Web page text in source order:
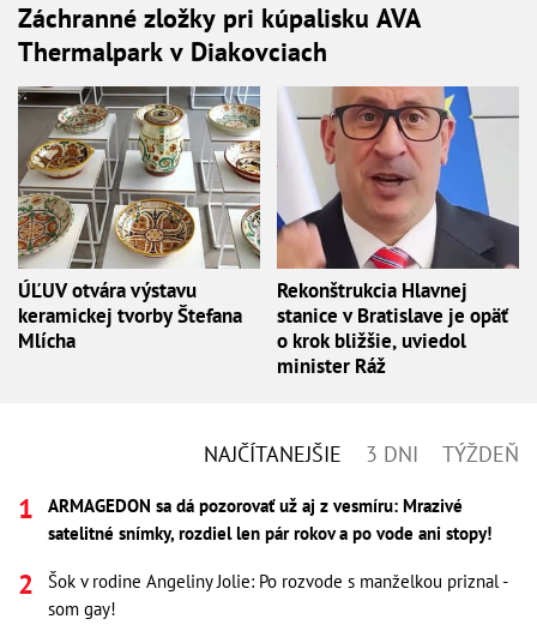
Záchranné zložky pri kúpalisku AVA
Thermalpark v Diakovciach
ÚĽUV otvára výstavu
keramickej tvorby Štefana
Mlícha
Rekonštrukcia Hlavnej
stanice v Bratislave je opäť
o krok bližšie, uviedol
minister Ráž
NAJČÍTANEJŠIE 3 DNI TÝŽDEŇ
ARMAGEDON sa dá pozorovať už aj z vesmíru: Mrazivé
satelitné snímky, rozdiel len pár rokov a po vode ani stopy!
Šok v rodine Angeliny Jolie: Po rozvode s manželkou priznal -
som gay!